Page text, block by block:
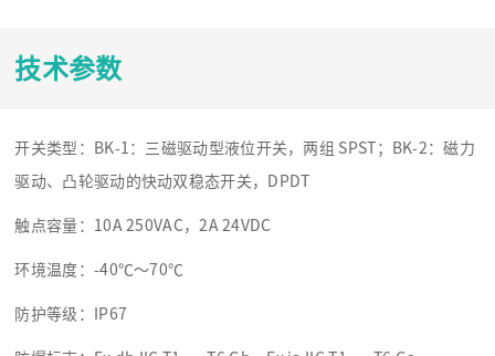
技术参数
开关类型：BK-1：三磁驱动型液位开关，两组 SPST；BK-2：磁力
驱动、凸轮驱动的快动双稳态开关，DPDT
触点容量：10A 250VAC，2A 24VDC
环境温度：-40℃～70℃
防护等级：IP67